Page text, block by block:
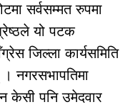
सर्वसम्मत रुपमा
यो पटक
जिल्ला कार्यसमिति
। नगरसभापतिमा
केसी पनि उमेदवार